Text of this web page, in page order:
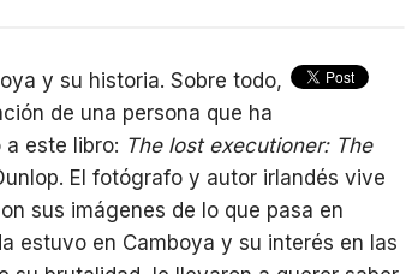
y su historia. Sobre todo,
de una persona que ha
este libro: The lost executioner: The
El fotógrafo y autor irlandés vive
sus imágenes de lo que pasa en
estuvo en Camboya y su interés en las